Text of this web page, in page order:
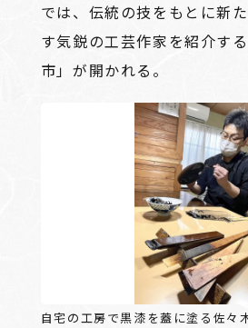
では、伝統の技をもとに新
す気鋭の工芸作家を紹介す
市」が開かれる。
自宅の工房で黒漆を蓋に塗る佐々